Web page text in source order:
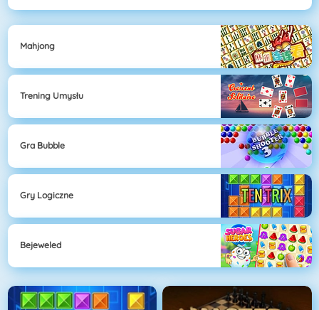
Mahjong
Trening Umysłu
Gra Bubble
Gry Logiczne
Bejeweled